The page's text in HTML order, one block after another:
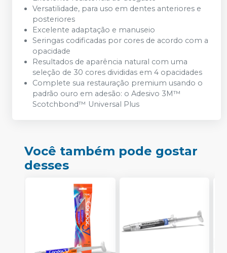
Versatilidade, para uso em dentes anteriores e
posteriores
Excelente adaptação e manuseio
Seringas codificadas por cores de acordo com a
opacidade
Resultados de aparência natural com uma
seleção de 30 cores divididas em 4 opacidades
Complete sua restauração premium usando o
padrão ouro em adesão: o Adesivo 3M™
Scotchbond™ Universal Plus
Você também pode gostar
desses